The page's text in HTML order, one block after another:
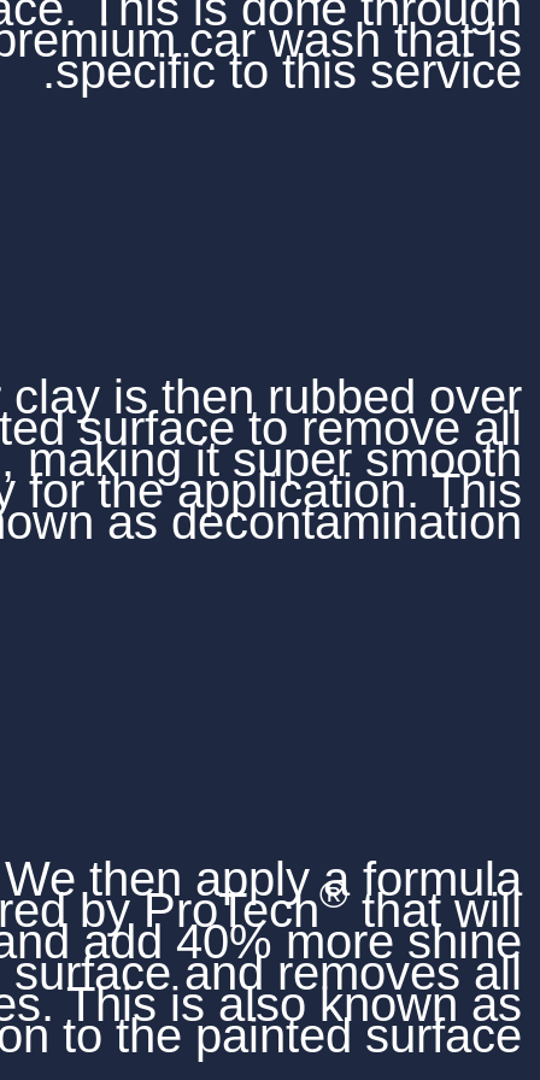
our premium car
specific to
Rubber clay is then
the painted surface to
impurities, making it
and ready for the
is known as
We then
engineered by
protect and add 40%
to the surface and
scratches. This is
rectification to the